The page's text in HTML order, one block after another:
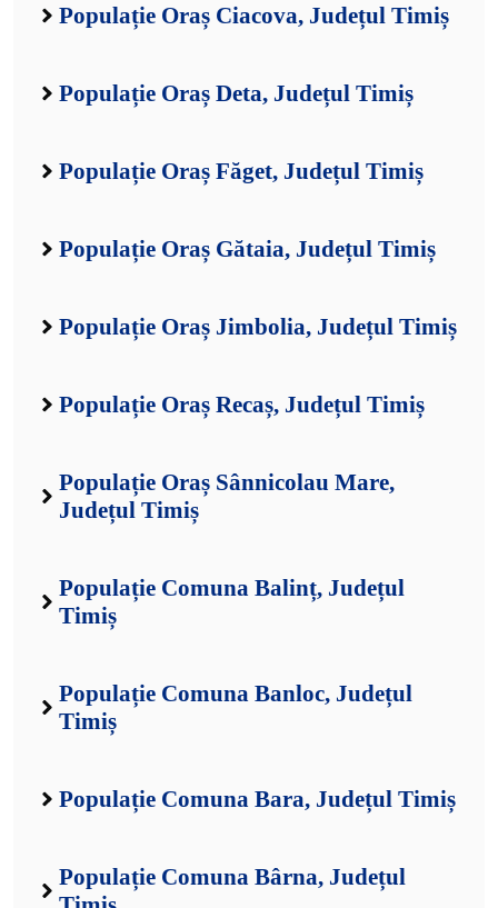
Populație Oraș Ciacova, Județul Timiș
Populație Oraș Deta, Județul Timiș
Populație Oraș Făget, Județul Timiș
Populație Oraș Gătaia, Județul Timiș
Populație Oraș Jimbolia, Județul Timiș
Populație Oraș Recaș, Județul Timiș
Populație Oraș Sânnicolau Mare,
Județul Timiș
Populație Comuna Balinț, Județul
Timiș
Populație Comuna Banloc, Județul
Timiș
Populație Comuna Bara, Județul Timiș
Populație Comuna Bârna, Județul